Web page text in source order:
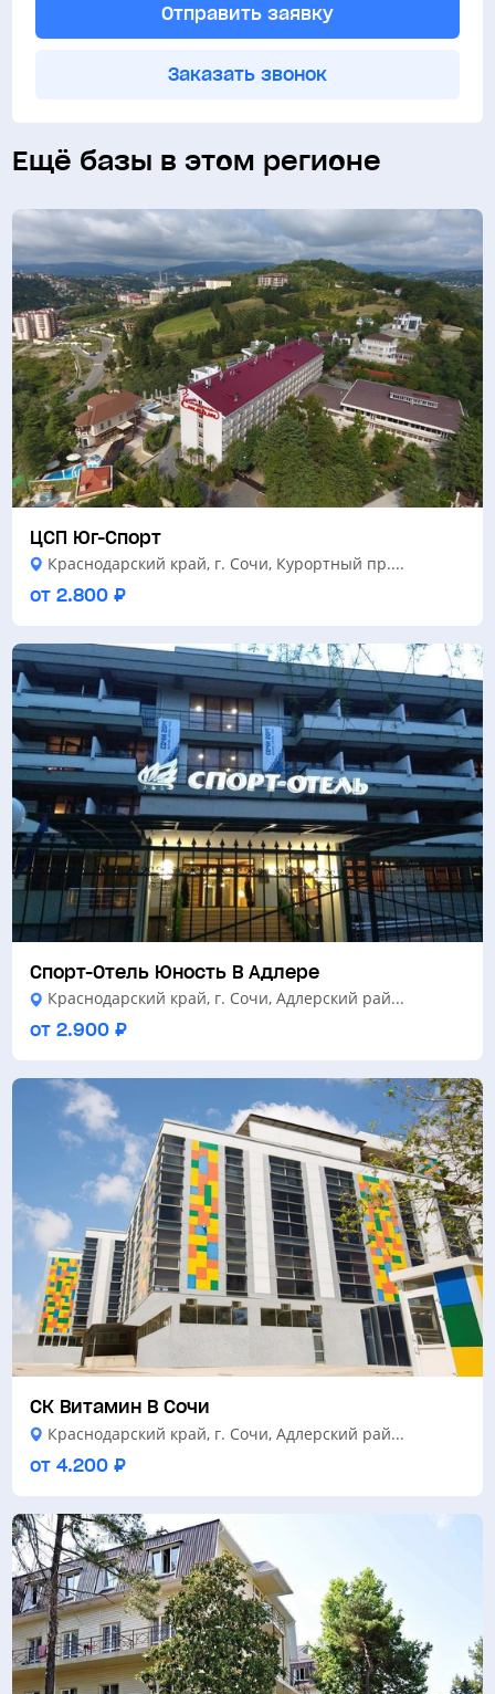
Отправить заявку
Заказать звонок
Ещё базы в этом регионе
ЦСП Юг-Спорт
Краснодарский край, г. Сочи, Курортный пр....
от 2.800 ₽
Спорт-Отель Юность В Адлере
Краснодарский край, г. Сочи, Адлерский рай...
от 2.900 ₽
СК Витамин В Сочи
Краснодарский край, г. Сочи, Адлерский рай...
от 4.200 ₽